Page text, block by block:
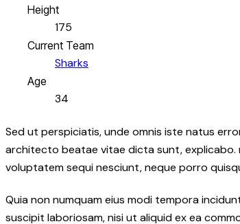
Height
175
Current Team
Sharks
Age
34
Sed ut perspiciatis, unde omnis iste natus
architecto beatae vitae dicta sunt, explicabo.
voluptatem sequi nesciunt, neque porro
Quia non numquam eius modi tempora
suscipit laboriosam, nisi ut aliquid ex ea